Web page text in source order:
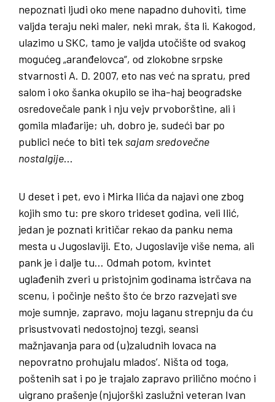
nepoznati ljudi oko mene napadno duhoviti, time
valjda teraju neki maler, neki mrak, šta li. Kakogod,
ulazimo u SKC, tamo je valjda utočište od svakog
mogućeg „aranđelovca“, od zlokobne srpske
stvarnosti A. D. 2007, eto nas već na spratu, pred
salom i oko šanka okupilo se iha-haj beogradske
osredovečale pank i nju vejv prvoborštine, ali i
gomila mlađarije; uh, dobro je, sudeći bar po
publici neće to biti tek sajam sredovečne
nostalgije…
U deset i pet, evo i Mirka Ilića da najavi one zbog
kojih smo tu: pre skoro trideset godina, veli Ilić,
jedan je poznati kritičar rekao da panku nema
mesta u Jugoslaviji. Eto, Jugoslavije više nema, ali
pank je i dalje tu… Odmah potom, kvintet
uglađenih zveri u pristojnim godinama istrčava na
scenu, i počinje nešto što će brzo razvejati sve
moje sumnje, zapravo, moju laganu strepnju da ću
prisustvovati nedostojnoj tezgi, seansi
mažnjavanja para od (u)zaludnih lovaca na
nepovratno prohujalu mlados’. Ništa od toga,
poštenih sat i po je trajalo zapravo prilično moćno i
uigrano prašenje (njujorški zaslužni veteran Ivan